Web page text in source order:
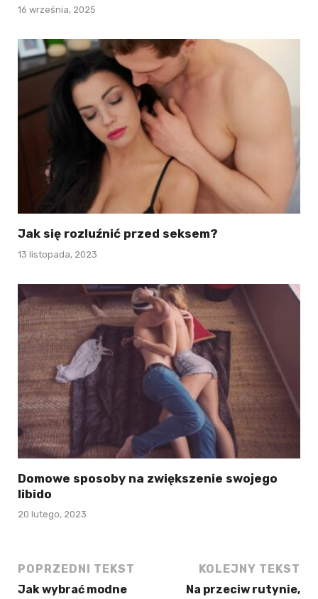
16 września, 2025
Jak się rozluźnić przed seksem?
13 listopada, 2023
Domowe sposoby na zwiększenie swojego
libido
20 lutego, 2023
POPRZEDNI TEKST
Jak wybrać modne
KOLEJNY TEKST
Na przeciw rutynie,